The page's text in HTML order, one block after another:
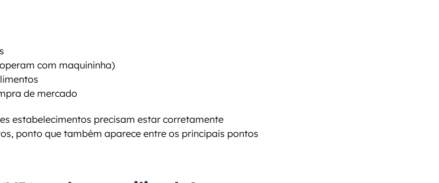
com maquininha)
de mercado
estabelecimentos precisam estar corretamente
ponto que também aparece entre os principais pontos